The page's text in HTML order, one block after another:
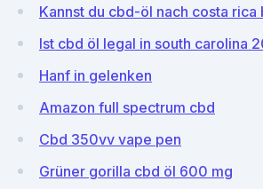
Kannst du cbd-öl nach costa rica
Ist cbd öl legal in south carolina
Hanf in gelenken
Amazon full spectrum cbd
Cbd 350vv vape pen
Grüner gorilla cbd öl 600 mg